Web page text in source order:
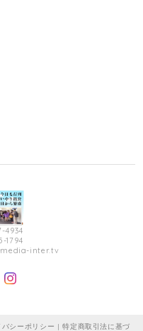
4934
1794
inter.tv
バシーポリシー |特定商取引法に基づ